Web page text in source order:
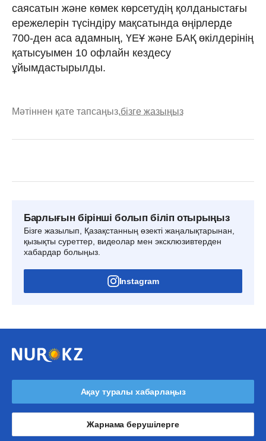
саясатын және көмек көрсетудің қолданыстағы
ережелерін түсіндіру мақсатында өңірлерде
700-ден аса адамның, ҮЕҰ және БАҚ өкілдерінің
қатысуымен 10 офлайн кездесу
ұйымдастырылды.
Мәтіннен қате тапсаңыз,бізге жазыңыз
Барлығын бірінші болып біліп отырыңыз
Бізге жазылып, Қазақстанның өзекті жаңалықтарынан,
қызықты суреттер, видеолар мен эксклюзивтерден
хабардар болыңыз.
Instagram
Ақау туралы хабарлаңыз
Жарнама берушілерге